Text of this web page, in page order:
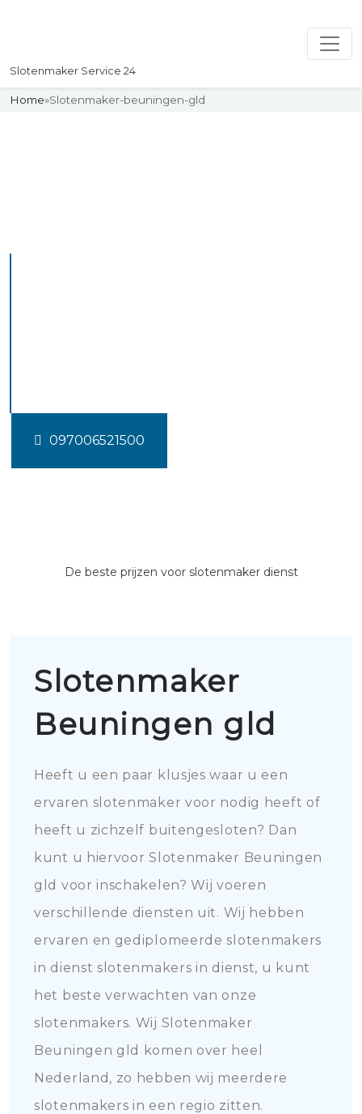
Slotenmaker Service 24
Home»Slotenmaker-beuningen-gld
097006521500
De beste prijzen voor slotenmaker dienst
Slotenmaker
Beuningen gld
Heeft u een paar klusjes waar u een
ervaren slotenmaker voor nodig heeft of
heeft u zichzelf buitengesloten? Dan
kunt u hiervoor Slotenmaker Beuningen
gld voor inschakelen? Wij voeren
verschillende diensten uit. Wij hebben
ervaren en gediplomeerde slotenmakers
in dienst slotenmakers in dienst, u kunt
het beste verwachten van onze
slotenmakers. Wij Slotenmaker
Beuningen gld komen over heel
Nederland, zo hebben wij meerdere
slotenmakers in een regio zitten.